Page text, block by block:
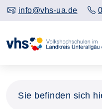
info@vhs-ua.de
Sie befinden sich